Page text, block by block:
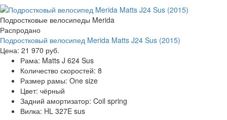
Подростковые велосипеды Merida
Распродано
Подростковый велосипед Merida Matts J24 Sus (2015)
Цена: 21 970 руб.
Рама: Matts J 624 Sus
Количество скоростей: 8
Размер рамы: One size
Цвет: чёрный
Задний амортизатор: Coil spring
Вилка: HL 327E sus